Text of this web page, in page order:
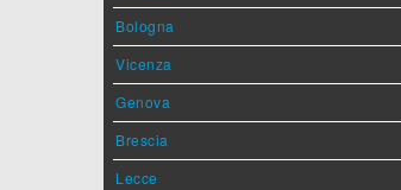
Bologna
Vicenza
Genova
Brescia
Lecce